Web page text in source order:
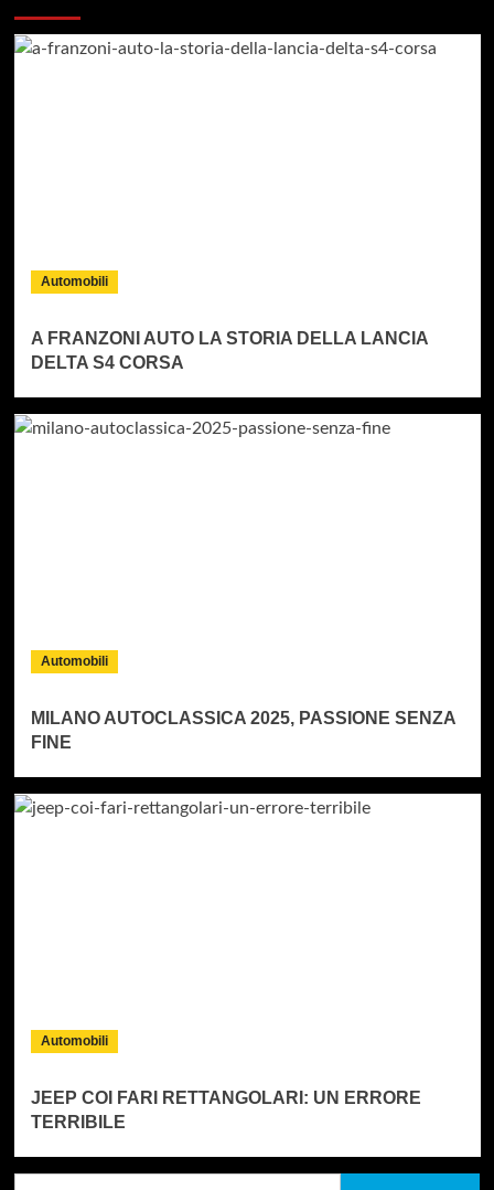
Automobili
A FRANZONI AUTO LA STORIA DELLA LANCIA
DELTA S4 CORSA
Automobili
MILANO AUTOCLASSICA 2025, PASSIONE SENZA
FINE
Automobili
JEEP COI FARI RETTANGOLARI: UN ERRORE
TERRIBILE